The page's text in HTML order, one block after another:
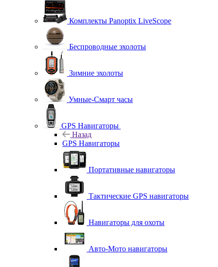
Комплекты Panoptix LiveScope
Беспроводные эхолоты
Зимние эхолоты
Умные-Смарт часы
GPS Навигаторы
Назад
GPS Навигаторы
Портативные навигаторы
Тактические GPS навигаторы
Навигаторы для охоты
Авто-Мото навигаторы